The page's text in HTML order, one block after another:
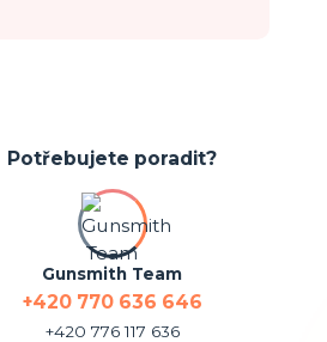
Potřebujete poradit?
Gunsmith Team
+420 770 636 646
+420 776 117 636